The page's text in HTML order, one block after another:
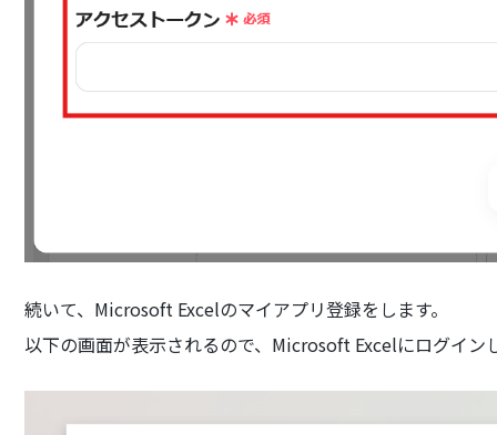
続いて、Microsoft Excelのマイアプリ登録をします。
以下の画面が表示されるので、Microsoft Excelにログイン